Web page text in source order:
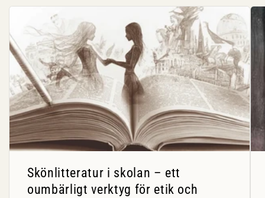
Skönlitteratur i skolan – ett
oumbärligt verktyg för etik och